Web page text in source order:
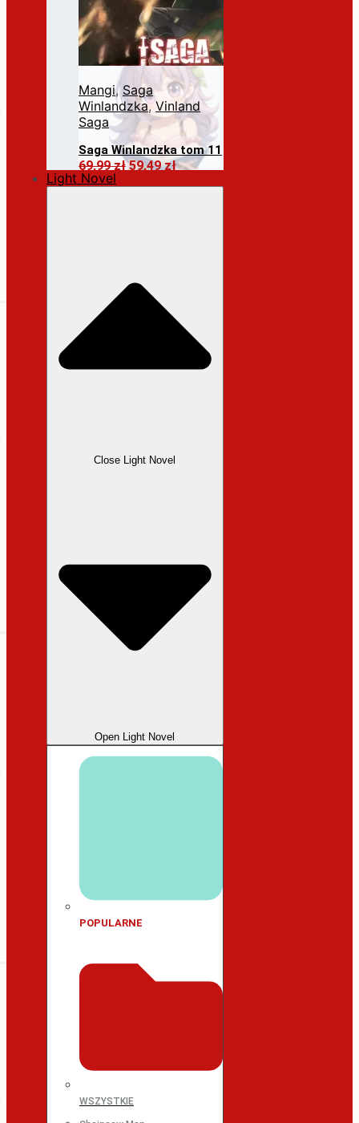
Mangi, Saga
Winlandzka, Vinland
Saga
Saga Winlandzka tom 11
69,99złPierwotna
59,49złAktualna
Dodaj do koszyka
Light Novel
Close Light Novel
Open Light Novel
POPULARNE
WSZYSTKIE